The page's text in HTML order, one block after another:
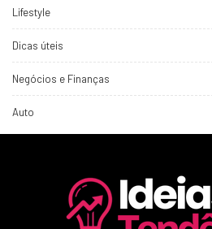
Lifestyle
Dicas úteis
Negócios e Finanças
Auto